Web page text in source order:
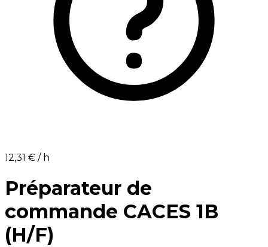
12,31 €⁩ / h
Préparateur de
commande CACES 1B
(H/F)